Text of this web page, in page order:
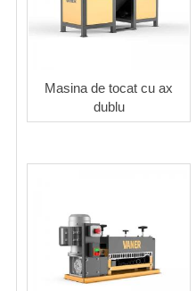
Masina de tocat cu ax
dublu